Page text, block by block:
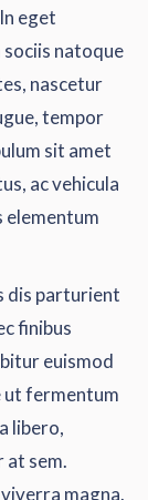
eget
sociis natoque
nascetur
tempor
sit amet
ac vehicula
elementum
dis parturient
finibus
euismod
ut fermentum
libero,
at sem.
magna.